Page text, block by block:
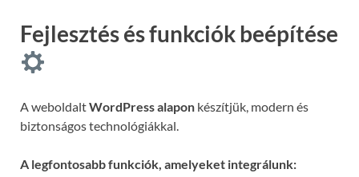
Fejlesztés és funkciók beépítése
A weboldaltWordPress alapon készítjük, modern és
biztonságos technológiákkal.
A legfontosabb funkciók, amelyeket integrálunk: